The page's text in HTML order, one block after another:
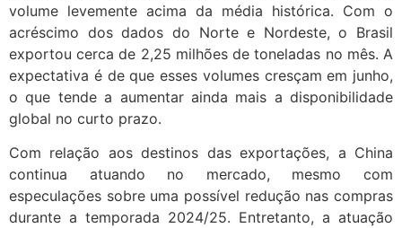
volume levemente acima da média histórica. Com o
acréscimo dos dados do Norte e Nordeste, o Brasil
exportou cerca de 2,25 milhões de toneladas no mês. A
expectativa é de que esses volumes cresçam em junho,
o que tende a aumentar ainda mais a disponibilidade
global no curto prazo.
Com relação aos destinos das exportações, a China
continua atuando no mercado, mesmo com
especulações sobre uma possível redução nas compras
durante a temporada 2024/25. Entretanto, a atuação